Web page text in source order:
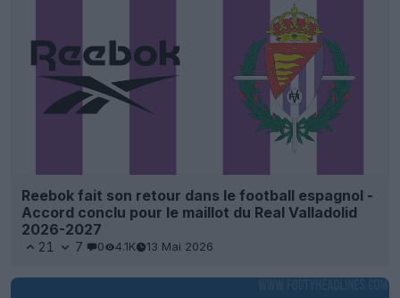
Reebok fait son retour dans le football espagnol -
Accord conclu pour le maillot du Real Valladolid
2026-2027
21 7 0 4.1K 13 Mai 2026